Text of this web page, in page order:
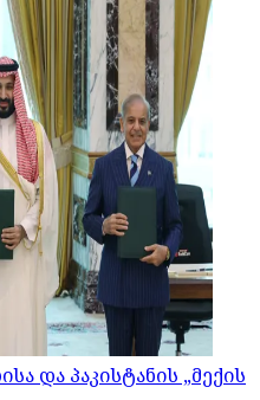
და პაკისტანის „მექის